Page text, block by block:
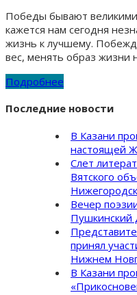
Победы бывают
кажется нам сегодня
жизнь к лучшему.
вес, менять образ жизни
Подробнее
Последние новости
В Казани
настоящей
Слет
Вятского
Вечер
Пушкинский
принял
Нижнем
В Казани